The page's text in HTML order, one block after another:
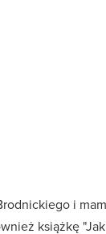
i
książkę